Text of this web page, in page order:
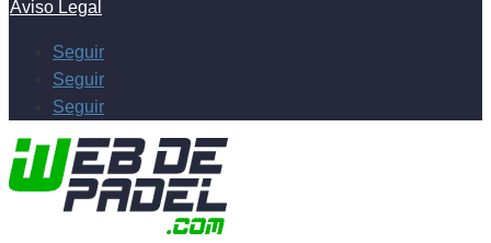
Aviso Legal
Seguir
Seguir
Seguir